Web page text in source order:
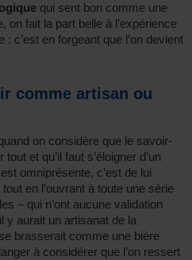
qui sent bon comme une
on fait la part belle à l’expérience
c’est en forgeant que l’on devient
comme artisan ou
on considère que le savoir-
et qu’il faut s’éloigner d’un
omniprésente, c’est de lui
en l’ouvrant à toute une série
– qui n’ont aucune validation
y aurait un artisanat de la
brasserait comme une bière
à considérer que l’on ressert